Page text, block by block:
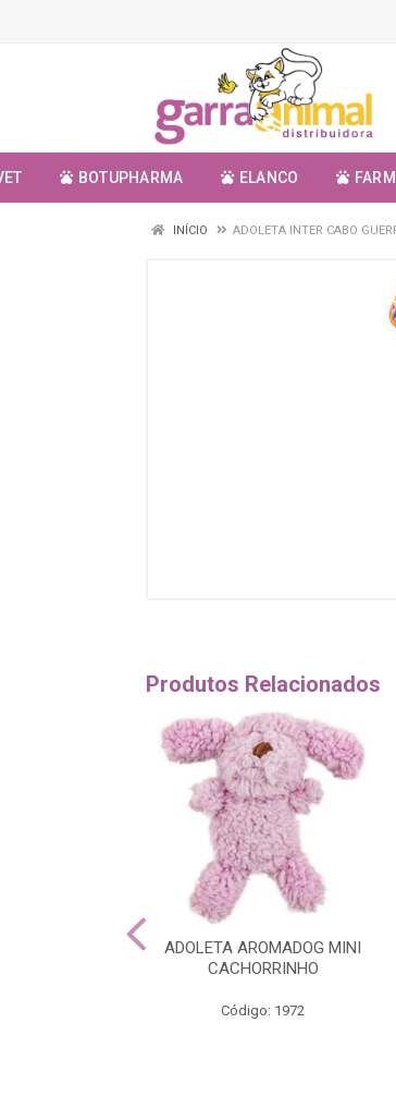
BOTUPHARMA ELANCO
INÍCIO ADOLETA INTER CABO
Produtos Relacionados
ADOLETA AROMADOG MINI
CACHORRINHO
Código: 1972